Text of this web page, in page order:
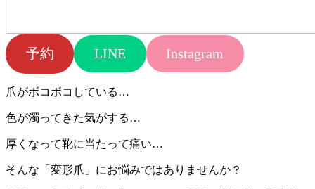
予約 LINE Instagram
爪がボコボコしている…
色が濁ってきた気がする…
厚くなって靴に当たって痛い…
そんな「変形爪」にお悩みではありませんか？